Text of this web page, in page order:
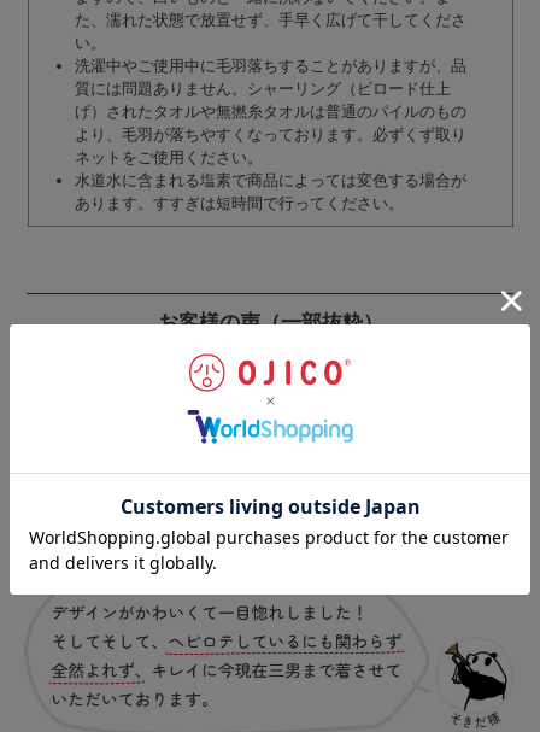
た、濡れた状態で放置せず、手早く広げて干してくださ
い。
洗濯中やご使用中に毛羽落ちすることがありますが、品
質には問題ありません。シャーリング（ビロード仕上
げ）されたタオルや無撚糸タオルは普通のパイルのもの
より、毛羽が落ちやすくなっております。必ずくず取り
ネットをご使用ください。
水道水に含まれる塩素で商品によっては変色する場合が
あります。すすぎは短時間で行ってください。
お客様の声（一部抜粋）